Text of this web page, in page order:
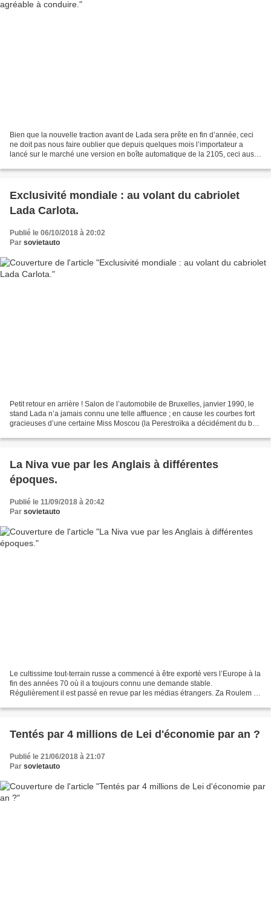
Bien que la nouvelle traction avant de Lada sera prête en fin d’année, ceci
ne doit pas nous faire oublier que depuis quelques mois l’importateur a
lancé sur le marché une version en boîte automatique de la 2105, ceci aussi
Exclusivité mondiale : au volant du cabriolet
Lada Carlota.
Publié le 06/10/2018 à 20:02
Par sovietauto
Petit retour en arrière ! Salon de l’automobile de Bruxelles, janvier 1990, le
stand Lada n’a jamais connu une telle affluence ; en cause les courbes fort
gracieuses d’une certaine Miss Moscou (la Perestroïka a décidément du bon
La Niva vue par les Anglais à différentes
époques.
Publié le 11/09/2018 à 20:42
Par sovietauto
Le cultissime tout-terrain russe a commencé à être exporté vers l’Europe à la
fin des années 70 où il a toujours connu une demande stable.
Régulièrement il est passé en revue par les médias étrangers. Za Roulem a
Tentés par 4 millions de Lei d'économie par an ?
Publié le 21/06/2018 à 21:07
Par sovietauto